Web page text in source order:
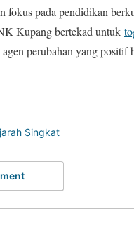
fokus pada pendidikan
Kupang bertekad untuk
perubahan yang positif
Singkat